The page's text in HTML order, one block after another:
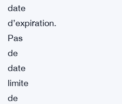
date
d’expiration.
Pas
de
date
limite
de